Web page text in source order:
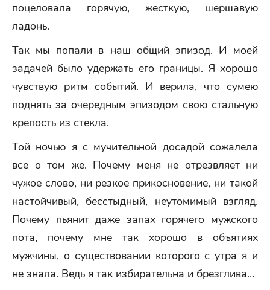
поцеловала горячую, жесткую, шершавую
ладонь.
Так мы попали в наш общий эпизод. И моей
задачей было удержать его границы. Я хорошо
чувствую ритм событий. И верила, что сумею
поднять за очередным эпизодом свою стальную
крепость из стекла.
Той ночью я с мучительной досадой сожалела
все о том же. Почему меня не отрезвляет ни
чужое слово, ни резкое прикосновение, ни такой
настойчивый, бесстыдный, неутомимый взгляд.
Почему пьянит даже запах горячего мужского
пота, почему мне так хорошо в объятиях
мужчины, о существовании которого с утра я и
не знала. Ведь я так избирательна и брезглива…